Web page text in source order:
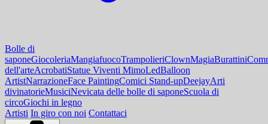
Bolle di
saponeGiocoleriaMangiafuocoTrampolieriClownMagiaBurattini
dell'arteAcrobatiStatue Viventi MimoLedBalloon
ArtistNarrazioneFace PaintingComici Stand-upDeejayArti
divinatorieMusiciNevicata delle bolle di saponeScuola di
circoGiochi in legno
Artisti In giro con noi Contattaci